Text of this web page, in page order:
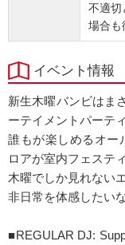
不適切
場合も
イベント情報
新生木曜バンビはま
ーテイメントパーテ
誰もが楽しめるオー
ロアが室内フェステ
木曜でしか見れない
非日常を体感したい
■REGULAR DJ: